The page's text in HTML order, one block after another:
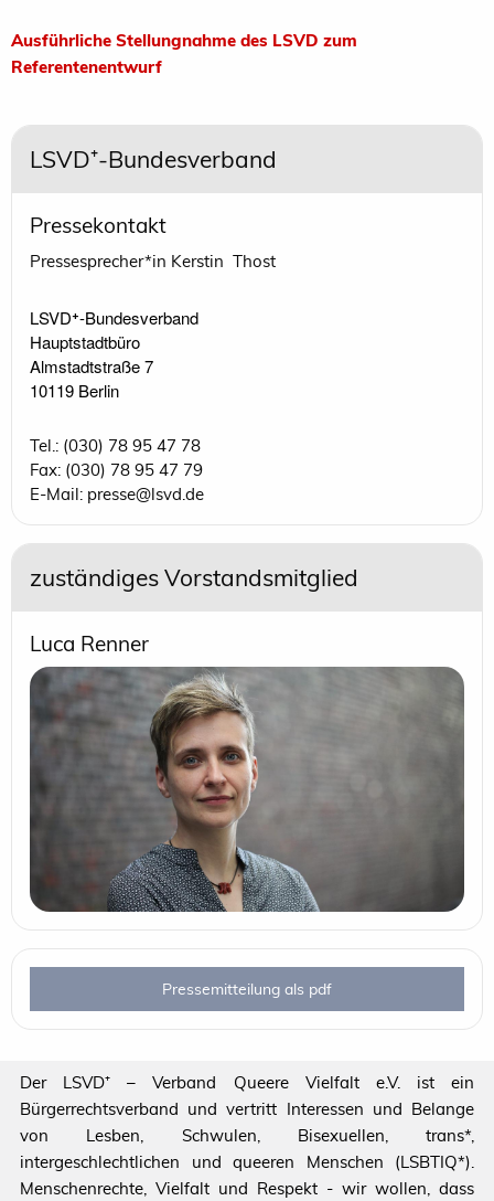
Ausführliche Stellungnahme des LSVD zum
Referentenentwurf
LSVD⁺-Bundesverband
Pressekontakt
Pressesprecher*in Kerstin Thost
LSVD⁺-Bundesverband
Hauptstadtbüro
Almstadtstraße 7
10119 Berlin
Tel.: (030) 78 95 47 78
Fax: (030) 78 95 47 79
E-Mail: presse@lsvd.de
zuständiges Vorstandsmitglied
Luca Renner
Pressemitteilung als pdf
Der LSVD⁺ – Verband Queere Vielfalt e.V. ist ein
Bürgerrechtsverband und vertritt Interessen und Belange
von Lesben, Schwulen, Bisexuellen, trans*,
intergeschlechtlichen und queeren Menschen (LSBTIQ*).
Menschenrechte, Vielfalt und Respekt - wir wollen, dass